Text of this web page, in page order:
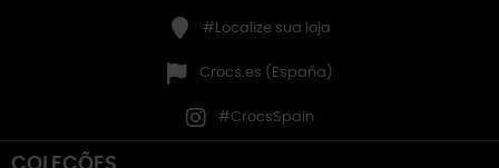
#Localize sua loja
Crocs.es (España)
#CrocsSpain